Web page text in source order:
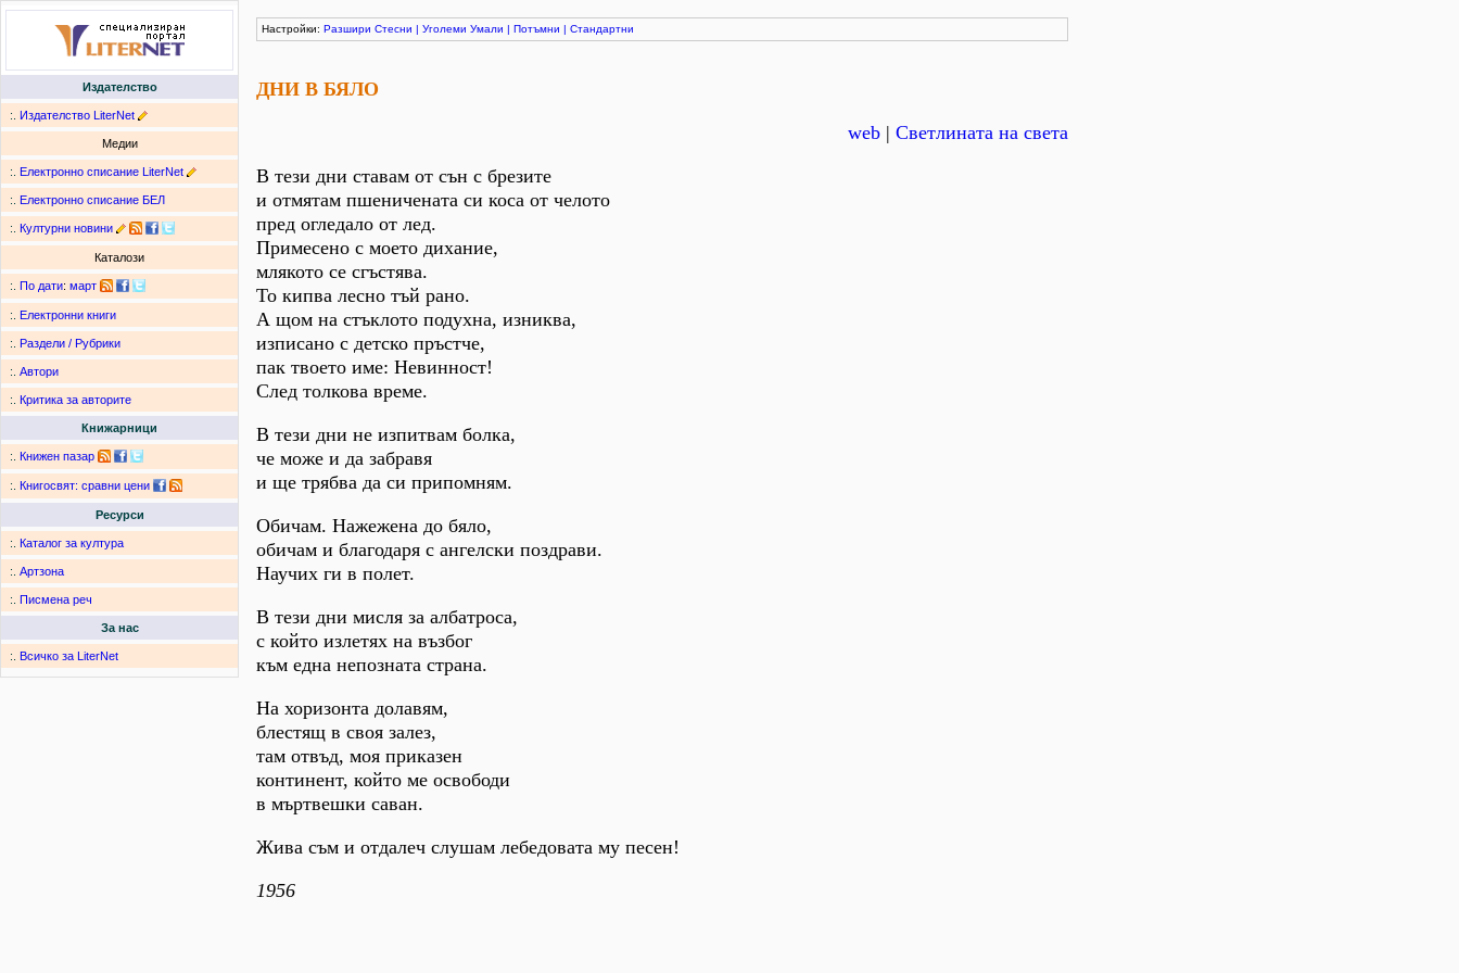
Издателство
:. Издателство LiterNet
Медии
:. Електронно списание LiterNet
:. Електронно списание БЕЛ
:. Културни новини
Каталози
:. По дати: март
:. Електронни книги
:. Раздели / Рубрики
:. Автори
:. Критика за авторите
Книжарници
:. Книжен пазар
:. Книгосвят: сравни цени
Ресурси
:. Каталог за култура
:. Артзона
:. Писмена реч
За нас
:. Всичко за LiterNet
Настройки: Разшири Стесни | Уголеми Умали | Потъмни | Стандартни
ДНИ В БЯЛО
web | Светлината на света
В тези дни ставам от сън с брезите
и отмятам пшеничената си коса от челото
пред огледало от лед.
Примесено с моето дихание,
млякото се сгъстява.
То кипва лесно тъй рано.
А щом на стъклото подухна, изниква,
изписано с детско пръстче,
пак твоето име: Невинност!
След толкова време.
В тези дни не изпитвам болка,
че може и да забравя
и ще трябва да си припомням.
Обичам. Нажежена до бяло,
обичам и благодаря с ангелски поздрави.
Научих ги в полет.
В тези дни мисля за албатроса,
с който излетях на възбог
към една непозната страна.
На хоризонта долавям,
блестящ в своя залез,
там отвъд, моя приказен
континент, който ме освободи
в мъртвешки саван.
Жива съм и отдалеч слушам лебедовата му песен!
1956